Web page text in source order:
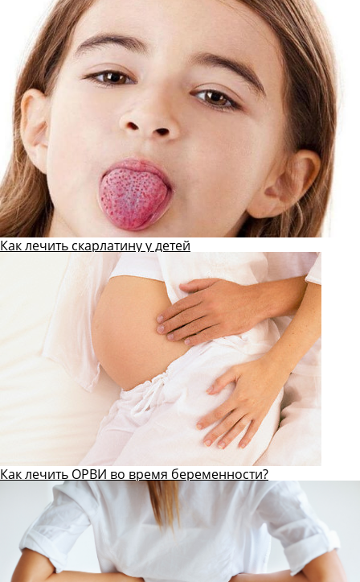
Как лечить скарлатину у детей
Как лечить ОРВИ во время беременности?